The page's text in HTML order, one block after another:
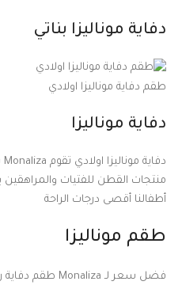
دفاية موناليزا بناتي
طقم دفاية موناليزا اولادي
دفاية موناليزا
دفاية موناليزا اولادي تقوم Monaliza
منتجات القطن للفتيات
أطفالنا أقصى درجات الراحة
طقم موناليزا